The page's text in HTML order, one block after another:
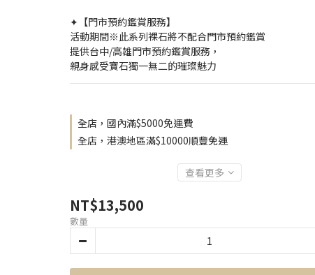
✦【門市預約鑑賞服務】
活動期間※此系列裸石將不配合門市預約鑑賞
提供台中/高雄門市預約鑑賞服務，
親身感受寶石獨一無二的璀璨魅力
全店，國內滿$5000免運費
全店，港澳地區滿$10000順豐免運
查看更多
NT$13,500
數量